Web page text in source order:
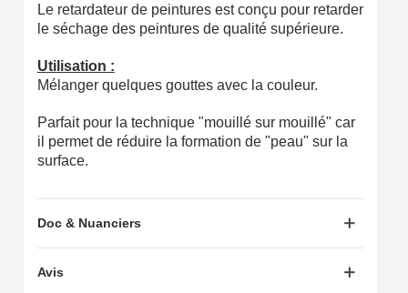
Inscription à la newsletter : 5€ de réduction
Livraison sous 24 h en France Métropolitaine
Livraison offerte en France métropolitaine pour 250€ d'achats
Partagez vos créations et obtenez des bons d'achat
Le retardateur de peintures est conçu pour retarder
le séchage des peintures de qualité supérieure.
Utilisation :
Mélanger quelques gouttes avec la couleur.
Parfait pour la technique "mouillé sur mouillé" car
il permet de réduire la formation de "peau" sur la
surface.
Doc & Nuanciers
Avis